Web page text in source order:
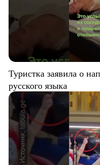
Туристка заявила о
русского языка